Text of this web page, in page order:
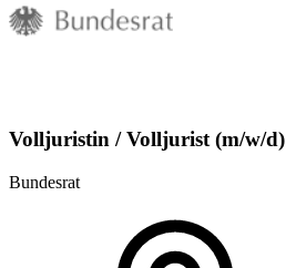
Volljuristin / Volljurist (m/w/d)
Bundesrat